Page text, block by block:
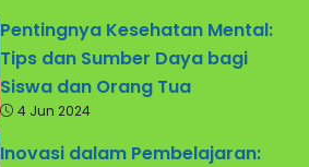
Pentingnya Kesehatan Mental:
Tips dan Sumber Daya bagi
Siswa dan Orang Tua
4 Jun 2024
Inovasi dalam Pembelajaran: